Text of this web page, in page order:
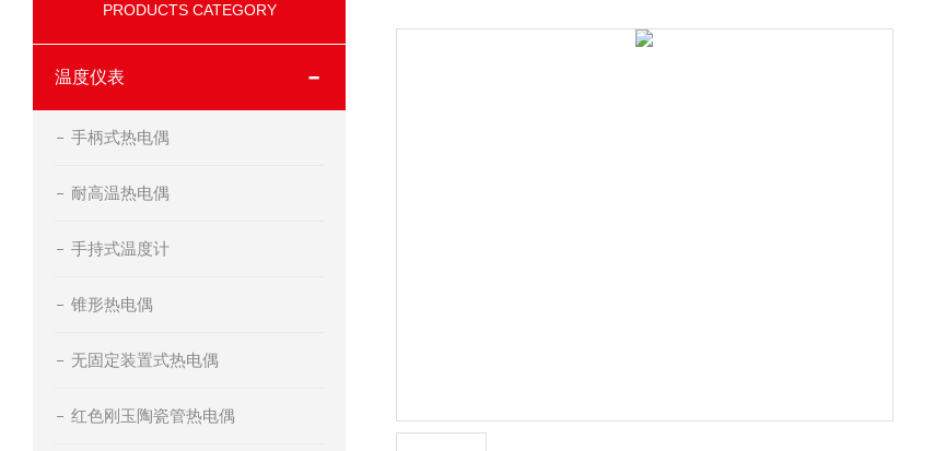
PRODUCTS CATEGORY
温度仪表
手柄式热电偶
耐高温热电偶
手持式温度计
锥形热电偶
无固定装置式热电偶
红色刚玉陶瓷管热电偶